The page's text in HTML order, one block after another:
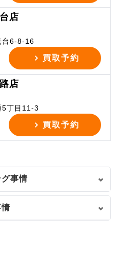
店
台6-8-16
買取予約
店
5丁目11-3
買取予約
事情
情